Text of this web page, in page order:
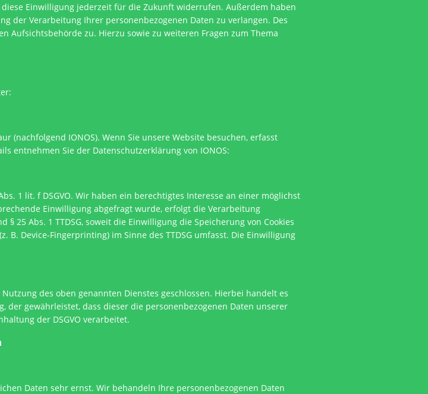
Einwilligung jederzeit für die Zukunft widerrufen. Außerdem haben
der Verarbeitung Ihrer personenbezogenen Daten zu verlangen. Des
Aufsichtsbehörde zu. Hierzu sowie zu weiteren Fragen zum Thema
(nachfolgend IONOS). Wenn Sie unsere Website besuchen, erfasst
entnehmen Sie der Datenschutzerklärung von IONOS:
1 lit. f DSGVO. Wir haben ein berechtigtes Interesse an einer möglichst
Einwilligung abgefragt wurde, erfolgt die Verarbeitung
25 Abs. 1 TTDSG, soweit die Einwilligung die Speicherung von Cookies
Device-Fingerprinting) im Sinne des TTDSG umfasst. Die Einwilligung
des oben genannten Dienstes geschlossen. Hierbei handelt es
gewährleistet, dass dieser die personenbezogenen Daten unserer
der DSGVO verarbeitet.
Daten sehr ernst. Wir behandeln Ihre personenbezogenen Daten